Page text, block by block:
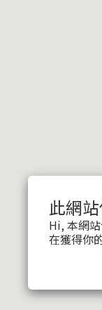
此網
Hi, 本網
在獲得你